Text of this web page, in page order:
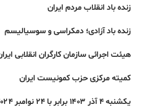
زنده باد انقلاب مردم ایران
زنده باد آزادی؛ دمکراسی و سوسیالیسم
هیئت اجرائی سازمان کارگران انقلابی
کمیته مرکزی حزب کمونیست ایران
يكشنبه ۴ آذر ۱۴۰۳ برابر با ۲۴ نوامبر ۲۰۲۴